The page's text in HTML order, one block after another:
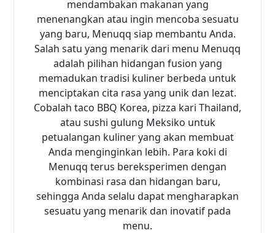
mendambakan makanan yang
menenangkan atau ingin mencoba sesuatu
yang baru, Menuqq siap membantu Anda.
Salah satu yang menarik dari menu Menuqq
adalah pilihan hidangan fusion yang
memadukan tradisi kuliner berbeda untuk
menciptakan cita rasa yang unik dan lezat.
Cobalah taco BBQ Korea, pizza kari Thailand,
atau sushi gulung Meksiko untuk
petualangan kuliner yang akan membuat
Anda menginginkan lebih. Para koki di
Menuqq terus bereksperimen dengan
kombinasi rasa dan hidangan baru,
sehingga Anda selalu dapat mengharapkan
sesuatu yang menarik dan inovatif pada
menu.